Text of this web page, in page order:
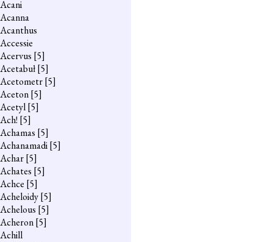
Acani
Acanna
Acanthus
Accessie
Acervus [5]
Acetabuł[5]
Acetometr[5]
Aceton[5]
Acetyl[5]
Ach! [5]
Achamas [5]
Achanamadi[5]
Achar[5]
Achates [5]
Achce [5]
Acheloidy[5]
Achelous [5]
Acheron[5]
Achill